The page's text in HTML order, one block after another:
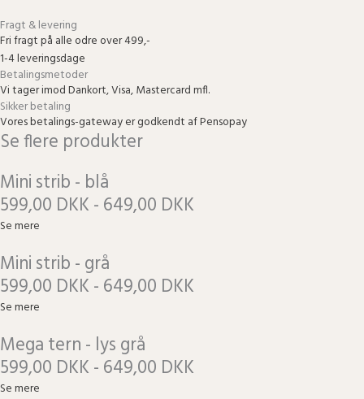
Fragt & levering
Fri fragt på alle odre over 499,-
1-4 leveringsdage
Betalingsmetoder
Vi tager imod Dankort, Visa, Mastercard mfl.
Sikker betaling
Vores betalings-gateway er godkendt af Pensopay
Se flere produkter
Mini strib - blå
599,00 DKK - 649,00 DKK
Se mere
Mini strib - grå
599,00 DKK - 649,00 DKK
Se mere
Mega tern - lys grå
599,00 DKK - 649,00 DKK
Se mere